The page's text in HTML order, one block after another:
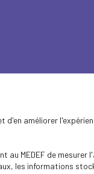
d'en améliorer
au MEDEF de
les informations